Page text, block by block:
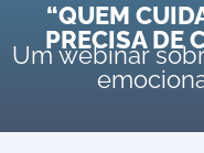
“QUEM
PRECISA DE
Um webinar